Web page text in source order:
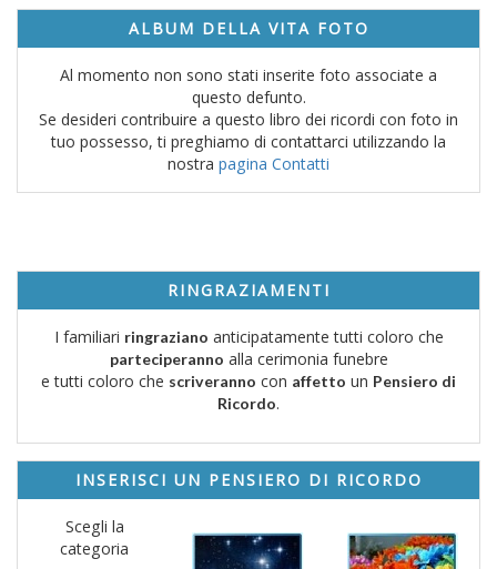
ALBUM DELLA VITA FOTO
Al momento non sono stati inserite foto associate a
questo defunto.
Se desideri contribuire a questo libro dei ricordi con foto in
tuo possesso, ti preghiamo di contattarci utilizzando la
nostra pagina Contatti
RINGRAZIAMENTI
I familiari ringraziano anticipatamente tutti coloro che
parteciperanno alla cerimonia funebre
e tutti coloro che scriveranno con affetto un Pensiero di
Ricordo.
INSERISCI UN PENSIERO DI RICORDO
Scegli la
categoria